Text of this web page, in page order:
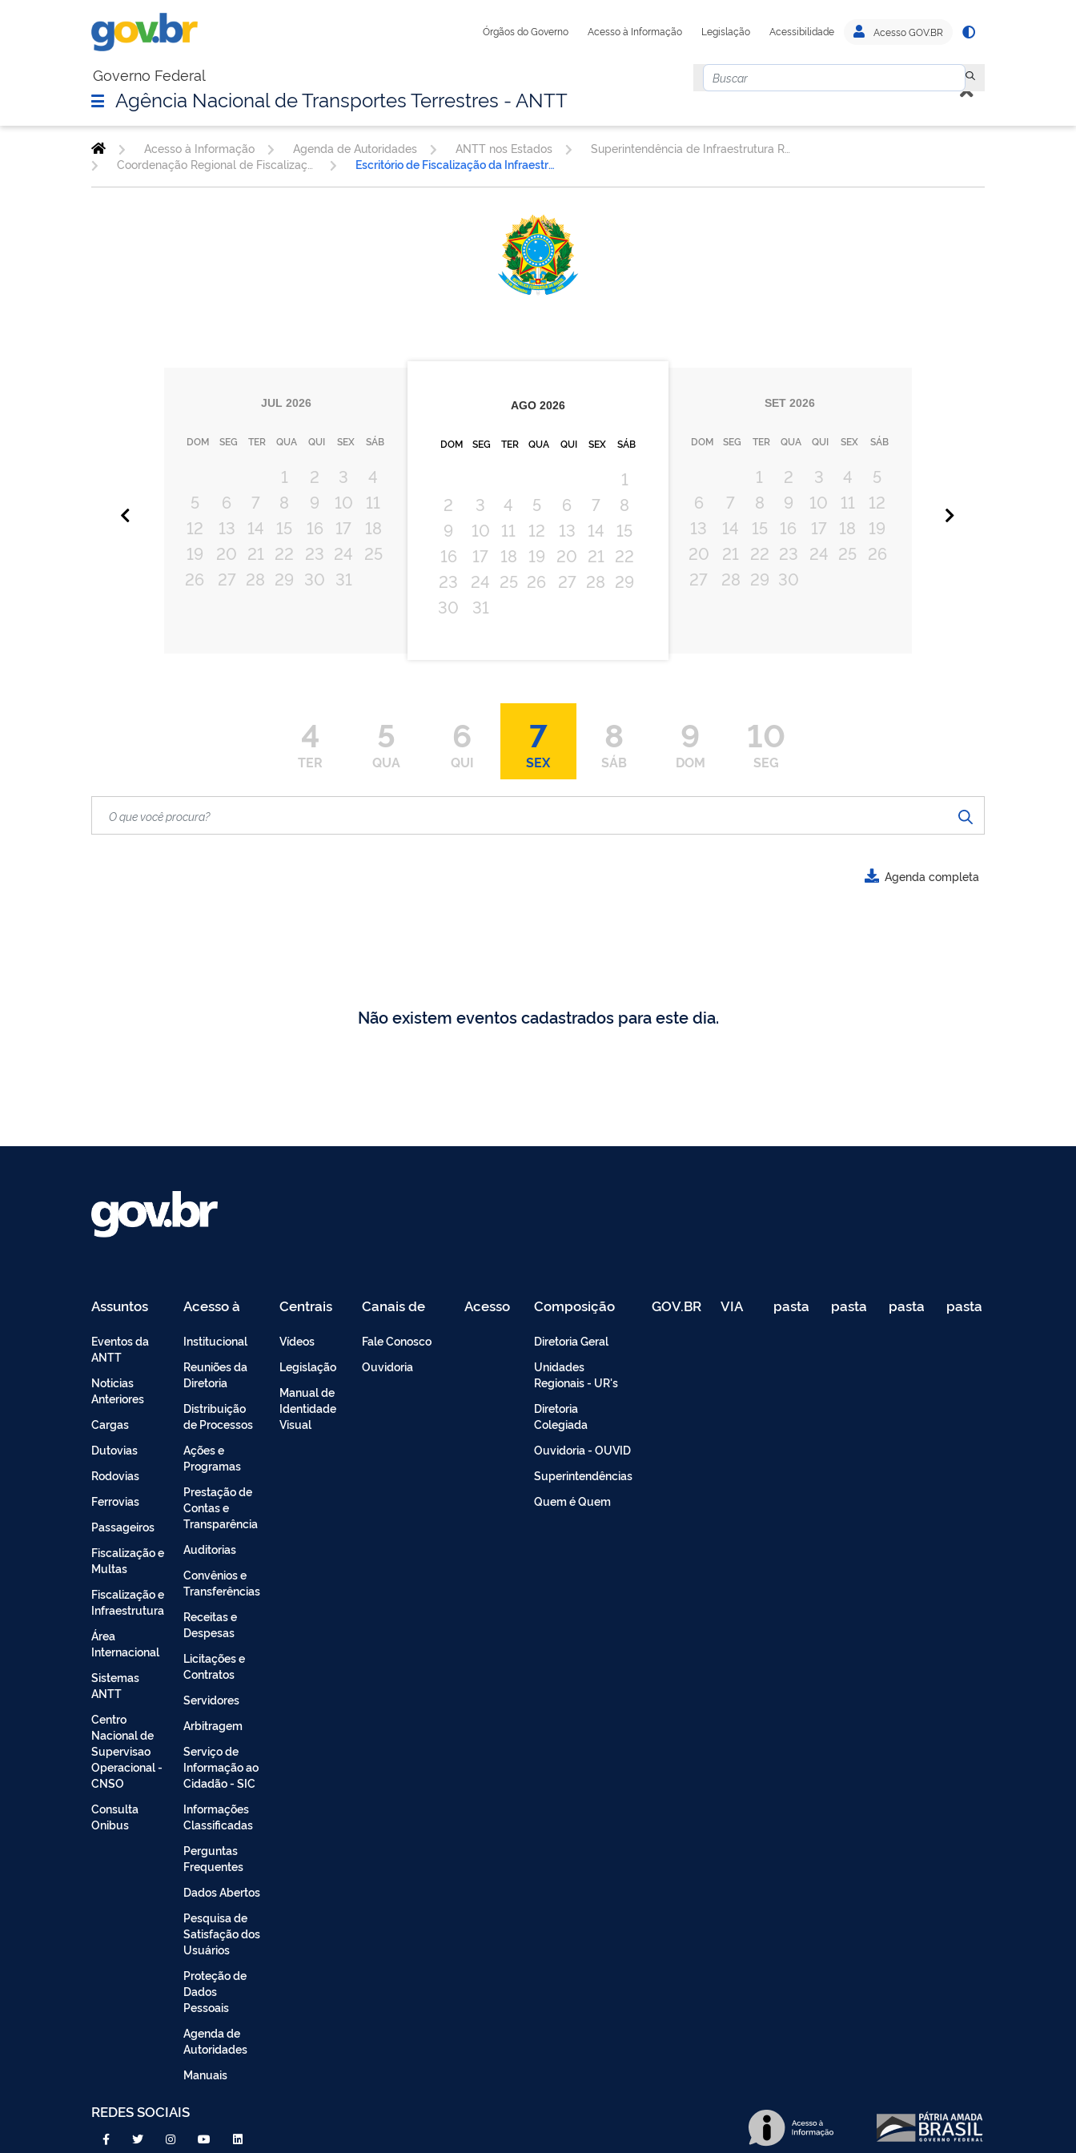
Órgãos do Governo Acesso à Informação Legislação Acessibilidade Acesso GOV.BR
Governo Federal
Agência Nacional de Transportes Terrestres - ANTT
Acesso à Informação Agenda de Autoridades ANTT nos Estados
Superintendência de Infraestrutura Rodoviária.
Escritório de Fiscalização da Infraestrutura Rodoviária SINOP/MT
JUL 2026
DOM SEG TER QUA QUI SEX SÁB
1 2 3
4
5
6 7 8 9 10
11
12
13 14 15 16 17
18
19
20 21 22 23 24 25
26
27 28 29 30 31
AGO 2026
DOM SEG TER QUA QUI SEX SÁB
1
2
3 4 5 6 7
8
9
10 11 12 13 14
15
16
17 18 19 20 21 22
23
24 25 26 27 28 29
30
31
SET 2026
DOM SEG TER QUA QUI SEX SÁB
1 2 3 4
5
6
7 8 9 10 11
12
13
14 15 16 17 18
19
20
21 22 23 24 25 26
27
28 29 30
4
TER
5
QUA
6
QUI
7
SEX
8
SÁB
9
DOM
10
SEG
Agenda completa
Não existem eventos cadastrados para este dia.
Assuntos
Eventos da
ANTT
Noticias
Anteriores
Cargas
Dutovias
Rodovias
Ferrovias
Passageiros
Fiscalização e
Multas
Fiscalização e
Infraestrutura
Área
Internacional
Sistemas
ANTT
Centro
Nacional de
Supervisao
Operacional -
CNSO
Consulta
Onibus
Acesso à
Informação
Institucional
Reuniões da
Diretoria
Distribuição
de Processos
Ações e
Programas
Prestação de
Contas e
Transparência
Auditorias
Convênios e
Transferências
Receitas e
Despesas
Licitações e
Contratos
Servidores
Arbitragem
Serviço de
Informação ao
Cidadão - SIC
Informações
Classificadas
Perguntas
Frequentes
Dados Abertos
Pesquisa de
Satisfação dos
Usuários
Proteção de
Dados
Pessoais
Agenda de
Autoridades
Manuais
Centrais
de
Vídeos
Legislação
Manual de
Identidade
Visual
Canais de
Atendimento
Fale Conosco
Ouvidoria
Acesso
Restrito
Composição
Diretoria Geral
Unidades
Regionais - UR's
Diretoria
Colegiada
Ouvidoria - OUVID
Superintendências
Quem é Quem
GOV.BR VIA
040
pasta
de
pasta
de
pasta
de
pasta
de
REDES SOCIAIS